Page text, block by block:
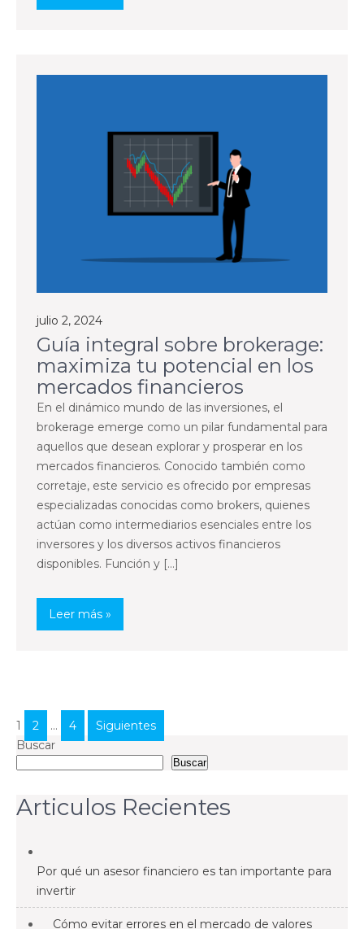
julio 2, 2024
Guía integral sobre brokerage:
maximiza tu potencial en los
mercados financieros
En el dinámico mundo de las inversiones, el
brokerage emerge como un pilar fundamental para
aquellos que desean explorar y prosperar en los
mercados financieros. Conocido también como
corretaje, este servicio es ofrecido por empresas
especializadas conocidas como brokers, quienes
actúan como intermediarios esenciales entre los
inversores y los diversos activos financieros
disponibles. Función y […]
Leer más »
Paginación
de
entradas
1 2 … 4
Siguientes
Buscar
Buscar
Articulos Recientes
Por qué un asesor financiero es tan importante para
invertir
Cómo evitar errores en el mercado de valores